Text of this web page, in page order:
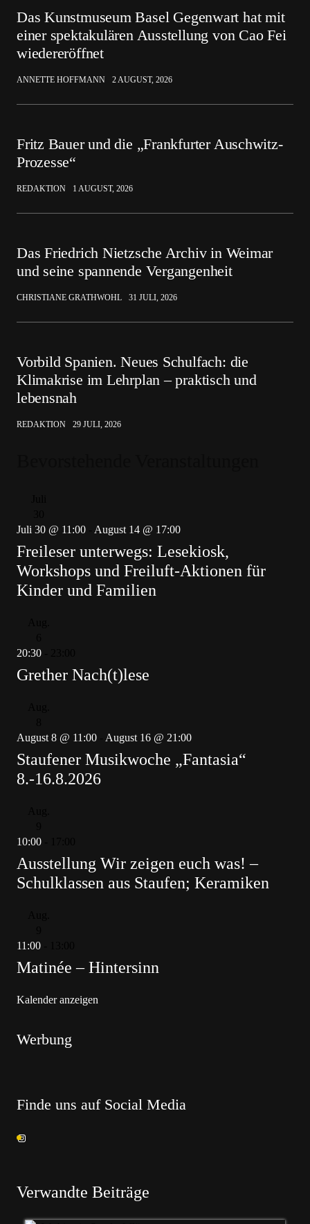
Das Kunstmuseum Basel Gegenwart hat mit
einer spektakulären Ausstellung von Cao Fei
wiedereröffnet
ANNETTE HOFFMANN 2 AUGUST, 2026
Fritz Bauer und die „Frankfurter Auschwitz-
Prozesse“
REDAKTION 1 AUGUST, 2026
Das Friedrich Nietzsche Archiv in Weimar
und seine spannende Vergangenheit
CHRISTIANE GRATHWOHL 31 JULI, 2026
Vorbild Spanien. Neues Schulfach: die
Klimakrise im Lehrplan – praktisch und
lebensnah
REDAKTION 29 JULI, 2026
Juli 30 @ 11:00
August 14 @ 17:00
Freileser unterwegs: Lesekiosk,
Workshops und Freiluft-Aktionen für
Kinder und Familien
20:30
Grether Nach(t)lese
August 8 @ 11:00
August 16 @ 21:00
Staufener Musikwoche „Fantasia“
8.-16.8.2026
10:00
Ausstellung Wir zeigen euch was! –
Schulklassen aus Staufen; Keramiken
11:00
Matinée – Hintersinn
Kalender anzeigen
Werbung
Finde uns auf Social Media
Verwandte Beiträge